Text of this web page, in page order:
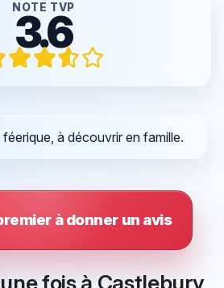
NOTE TVP
3.6
à découvrir en famille.
à donner un avis
fois à Castlebury